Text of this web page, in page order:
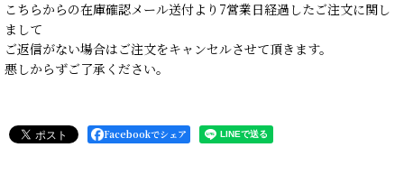
こちらからの在庫確認メール送付より7営業日経過したご注文に関し
まして
ご返信がない場合はご注文をキャンセルさせて頂きます。
悪しからずご了承ください。
Facebookでシェア